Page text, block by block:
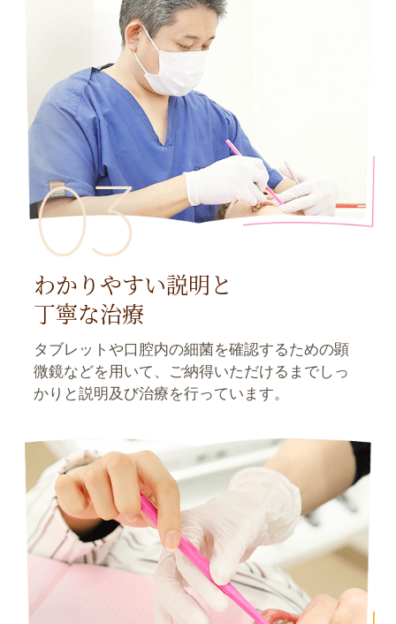
わかりやすい説明と
丁寧な治療
タブレットや口腔内の細菌を確認するための顕
微鏡などを用いて、ご納得いただけるまでしっ
かりと説明及び治療を行っています。